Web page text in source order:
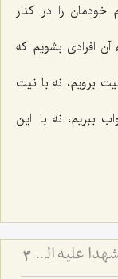
را در کنار
آن افرادی بشویم که
برویم، نه با نیت
ببریم، نه با این
اهداف برگزاری مجالس عزای سیدالشهدا علیه السّلام 3